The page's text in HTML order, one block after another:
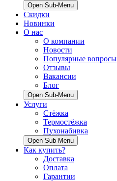
Open Sub-Menu
Скидки
Новинки
О нас
О компании
Новости
Популярные вопросы
Отзывы
Вакансии
Блог
Open Sub-Menu
Услуги
Стёжка
Термостёжка
Пухонабивка
Open Sub-Menu
Как купить?
Доставка
Оплата
Гарантии